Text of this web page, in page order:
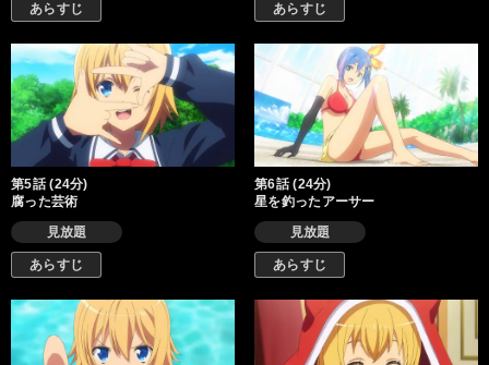
あらすじ あらすじ
第5話 (24分)
腐った芸術
見放題
あらすじ
第6話 (24分)
星を釣ったアーサー
見放題
あらすじ